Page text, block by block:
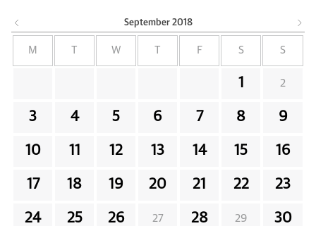
September 2018
M W F S S
1 2
3 4 5 6 7 8 9
10 11 12 13 14 15 16
17 18 19 20 21 22 23
24 25 26 27 28 29 30